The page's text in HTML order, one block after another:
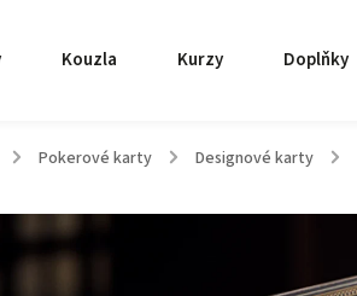
Kouzla Kurzy Doplňky
/ Pokerové karty / Designové karty /